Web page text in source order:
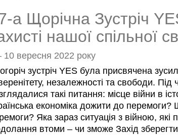
а Щорічна Зустріч
нашої спільної
10 вересня 2022 року
зустріч YES була присвячена
незалежності та свободи. Під
такі питання: місце війни в
економіка дожити до
Яка зараз ситуація з війною, які
втоми – чи зможе Захід зберегти